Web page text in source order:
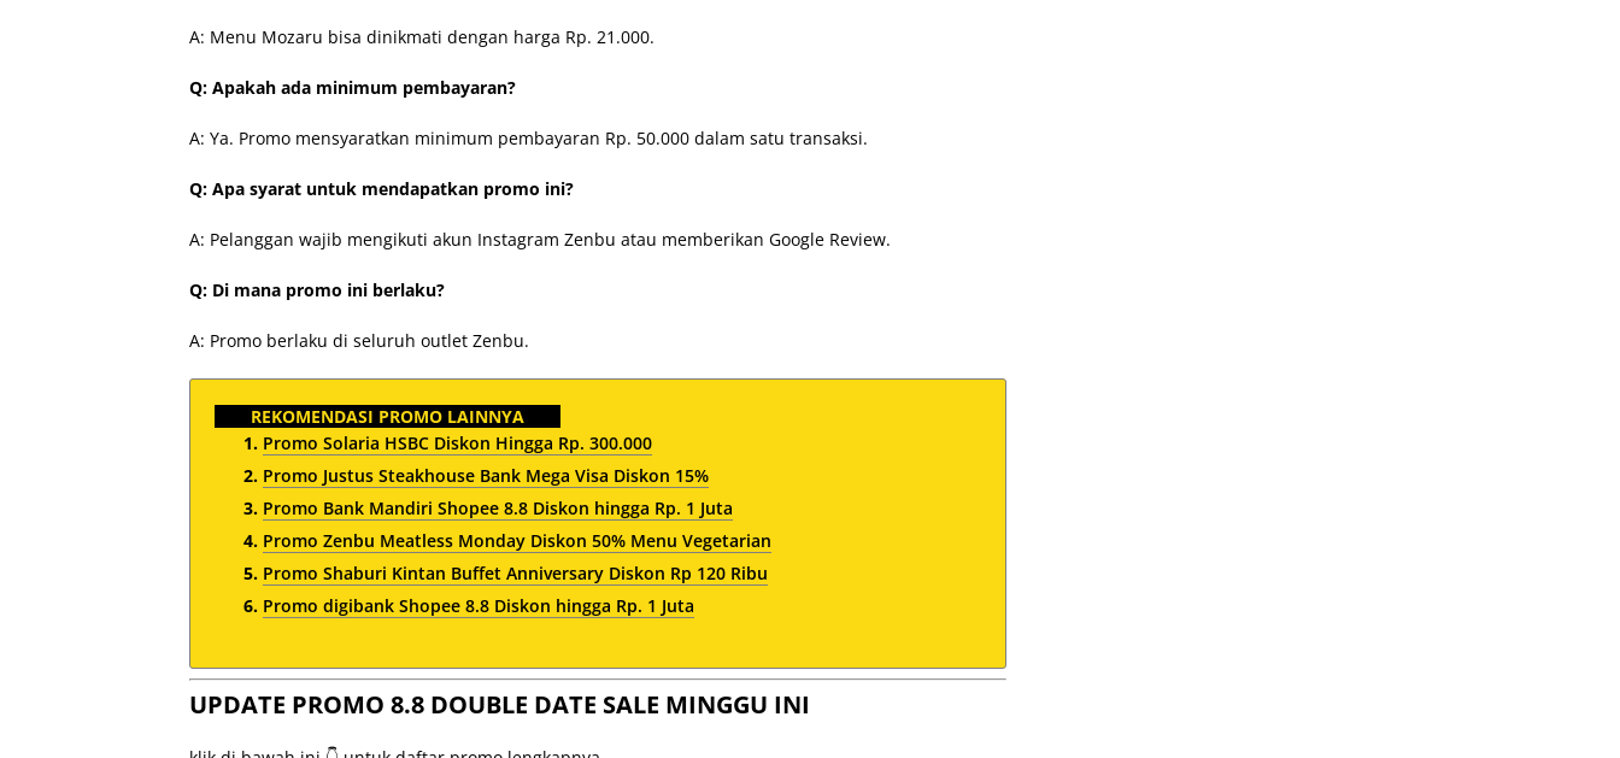
A: Menu Mozaru bisa dinikmati dengan harga Rp. 21.000.
Q: Apakah ada minimum pembayaran?
A: Ya. Promo mensyaratkan minimum pembayaran Rp. 50.000 dalam satu transaksi.
Q: Apa syarat untuk mendapatkan promo ini?
A: Pelanggan wajib mengikuti akun Instagram Zenbu atau memberikan Google Review.
Q: Di mana promo ini berlaku?
A: Promo berlaku di seluruh outlet Zenbu.
REKOMENDASI PROMO LAINNYA
Promo Solaria HSBC Diskon Hingga Rp. 300.000
Promo Justus Steakhouse Bank Mega Visa Diskon 15%
Promo Bank Mandiri Shopee 8.8 Diskon hingga Rp. 1 Juta
Promo Zenbu Meatless Monday Diskon 50% Menu Vegetarian
Promo Shaburi Kintan Buffet Anniversary Diskon Rp 120 Ribu
Promo digibank Shopee 8.8 Diskon hingga Rp. 1 Juta
UPDATE PROMO 8.8 DOUBLE DATE SALE MINGGU INI